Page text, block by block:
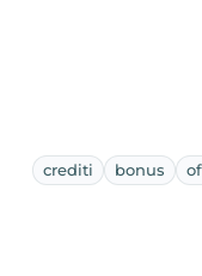
crediti bonus